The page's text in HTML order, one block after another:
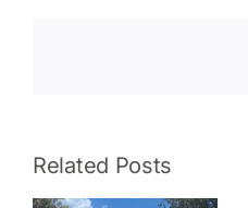
Related Posts